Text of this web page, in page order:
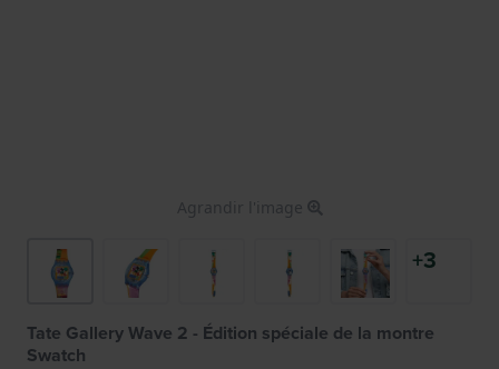
Agrandir l'image
+3
Tate Gallery Wave 2 - Édition spéciale de la montre
Swatch